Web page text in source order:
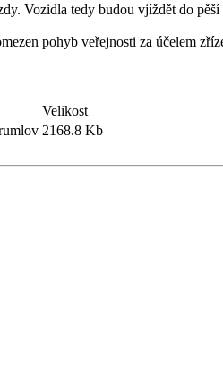
Vozidla tedy budou vjíždět do
pohyb veřejnosti za účelem
Velikost
2168.8 Kb